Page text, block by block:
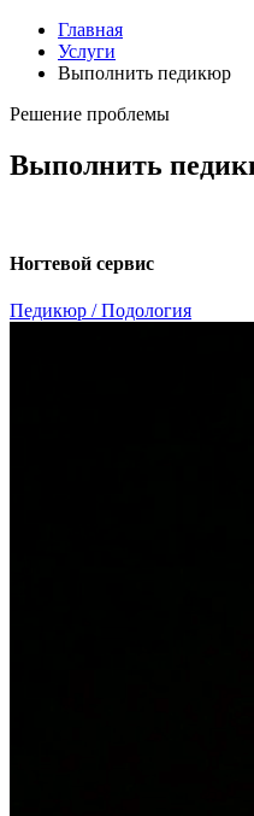
Главная
Услуги
Выполнить педикюр
Решение проблемы
Выполнить
Ногтевой сервис
Педикюр / Подология